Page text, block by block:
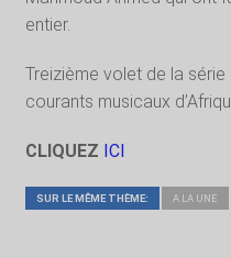
entier.
Treizième volet de la
courants musicaux
CLIQUEZ ICI
SUR LE MÊME THÈME: A LA UNE